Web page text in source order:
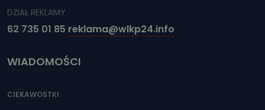
DZIAŁ REKLAMY
62 735 01 85 reklama@wlkp24.info
WIADOMOŚCI
CIEKAWOSTKI